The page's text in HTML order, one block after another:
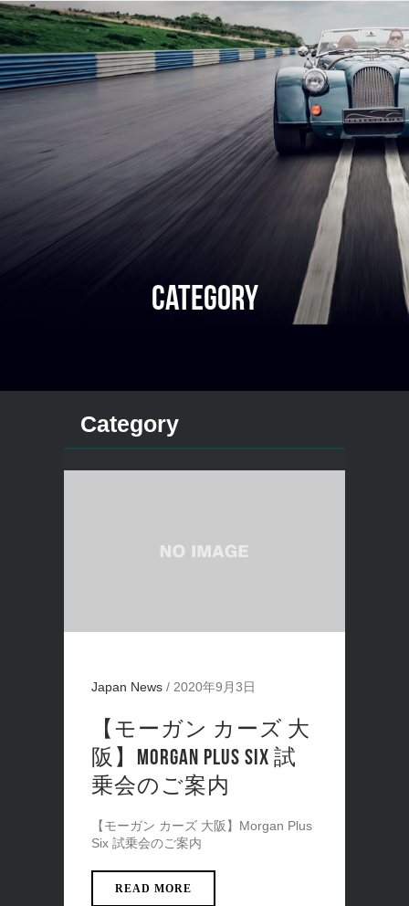
CATEGORY
Category
Japan News / 2020年9月3日
【モーガン カーズ 大
阪】Morgan Plus Six 試
乗会のご案内
【モーガン カーズ 大阪】Morgan Plus
Six 試乗会のご案内
READ MORE